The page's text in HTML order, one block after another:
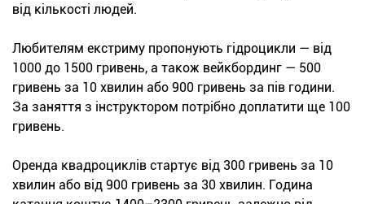
від кількості людей.
Любителям екстриму пропонують гідроцикли — від
1000 до 1500 гривень, а також вейкбординг — 500
гривень за 10 хвилин або 900 гривень за пів години.
За заняття з інструктором потрібно доплатити ще 100
гривень.
Оренда квадроциклів стартує від 300 гривень за 10
хвилин або від 900 гривень за 30 хвилин. Година